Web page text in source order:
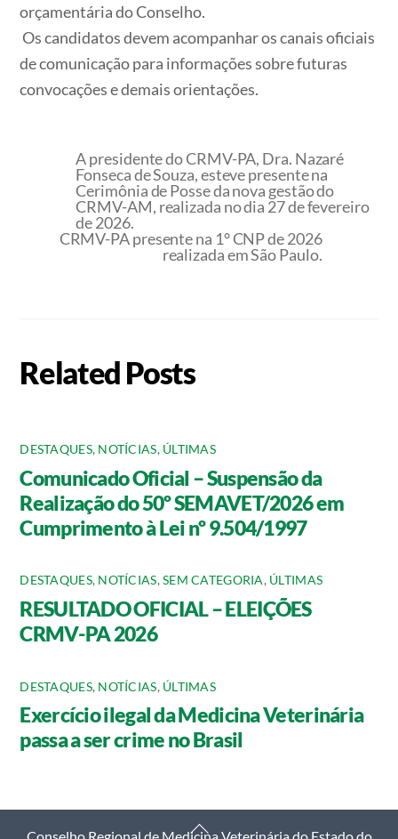
orçamentária do Conselho.
Os candidatos devem acompanhar os canais oficiais
de comunicação para informações sobre futuras
convocações e demais orientações.
A presidente do CRMV-PA, Dra. Nazaré
Fonseca de Souza, esteve presente na
Cerimônia de Posse da nova gestão do
CRMV-AM, realizada no dia 27 de fevereiro
de 2026.
CRMV-PA presente na 1° CNP de 2026
realizada em São Paulo.
Related Posts
DESTAQUES, NOTÍCIAS, ÚLTIMAS
Comunicado Oficial – Suspensão da
Realização do 50º SEMAVET/2026 em
Cumprimento à Lei nº 9.504/1997
DESTAQUES, NOTÍCIAS,SEM CATEGORIA, ÚLTIMAS
RESULTADO OFICIAL – ELEIÇÕES
CRMV-PA 2026
DESTAQUES, NOTÍCIAS, ÚLTIMAS
Exercício ilegal da Medicina Veterinária
passa a ser crime no Brasil
Back